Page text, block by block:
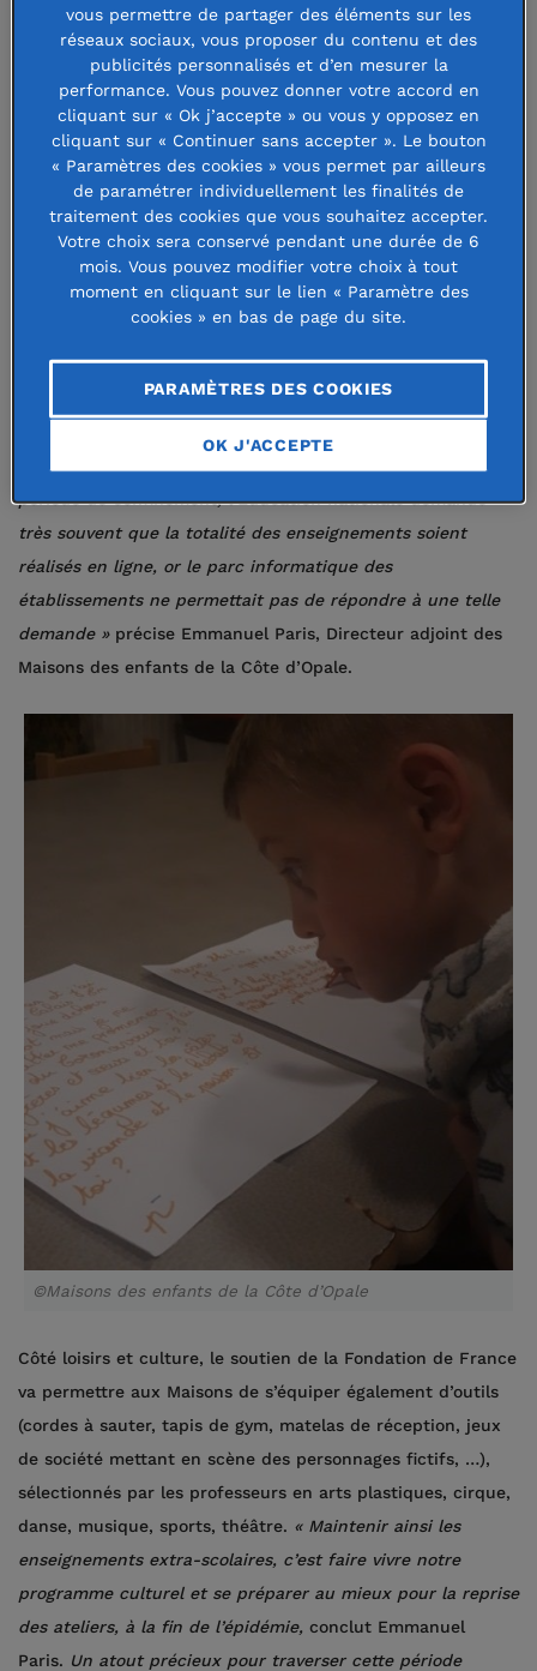
s’adapte pour maintenir les activités
culturelles, ludiques et sportives
indispensables à l’équilibre des
enfants.
Pendant cette période d’isolement, la Fondation de France
a décidé de renforcer son soutien à la prise en charge de
ces jeunes, fragilisés par une histoire personnelle
traumatisante. Avec deux volets : la scolarité et les activités
Côté études, les lieux de vie des enfants seront pourvus de
scolaires envoyés par leur école, collège ou lycée.
En cette
période de confinement, l’Education nationale demande
très souvent que la totalité des enseignements soient
réalisés en ligne, or le parc informatique des
établissements ne permettait pas de répondre à une telle
demande » précise Emmanuel Paris, Directeur adjoint des
Maisons des enfants de la Côte d’Opale.
©Maisons des enfants de la Côte d’Opale
Côté loisirs et culture, le soutien de la Fondation de France
va permettre aux Maisons de s’équiper également d’outils
(cordes à sauter, tapis de gym, matelas de réception, jeux
de société mettant en scène des personnages fictifs, …),
sélectionnés par les professeurs en arts plastiques, cirque,
danse, musique, sports, théâtre. « Maintenir ainsi les
enseignements extra-scolaires, c’est faire vivre notre
programme culturel et se préparer au mieux pour la reprise
des ateliers, à la fin de l’épidémie, conclut Emmanuel
Paris. Un atout précieux pour traverser cette période
vous permettre de partager des éléments sur les
réseaux sociaux, vous proposer du contenu et des
publicités personnalisés et d’en mesurer la
performance. Vous pouvez donner votre accord en
cliquant sur « Ok j’accepte » ou vous y opposez en
cliquant sur « Continuer sans accepter ». Le bouton
« Paramètres des cookies » vous permet par ailleurs
de paramétrer individuellement les finalités de
traitement des cookies que vous souhaitez accepter.
Votre choix sera conservé pendant une durée de 6
mois. Vous pouvez modifier votre choix à tout
moment en cliquant sur le lien « Paramètre des
cookies » en bas de page du site.
PARAMÈTRES DES COOKIES
OK J'ACCEPTE